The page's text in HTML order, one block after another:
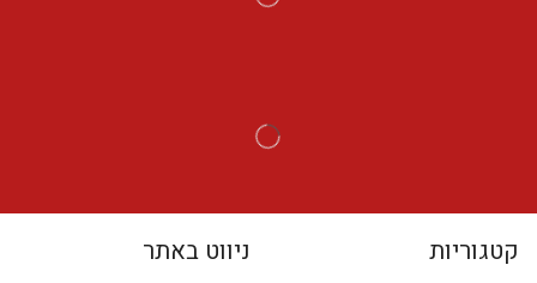
קטגוריות ניווט באתר